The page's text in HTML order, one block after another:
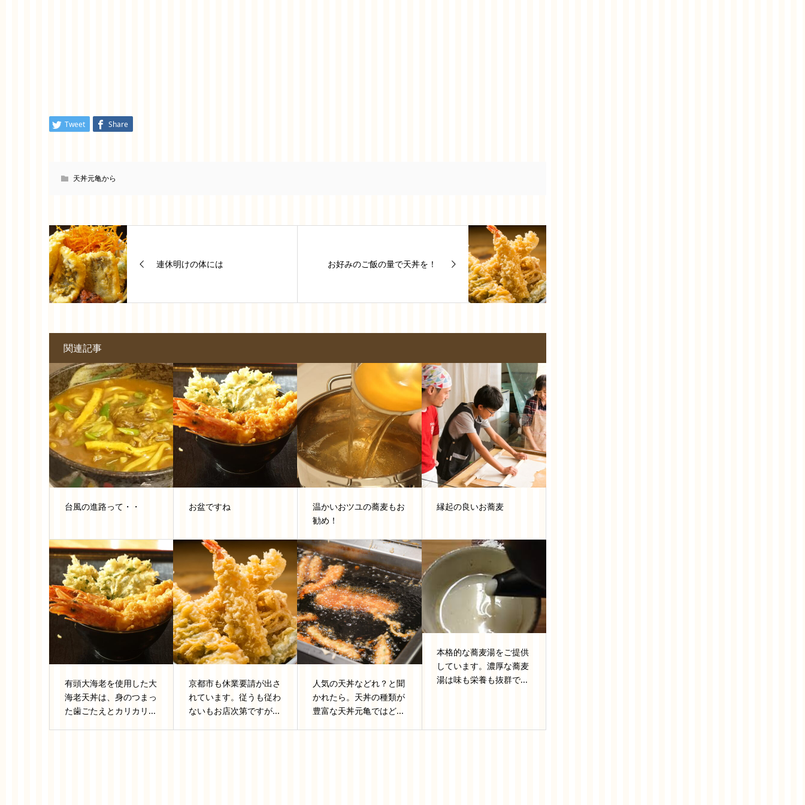
Tweet Share
天丼元亀から
連休明けの体には お好みのご飯の量で天丼を！
関連記事
台風の進路って・・ お盆ですね
温かいおツユの蕎麦もお
勧め！
縁起の良いお蕎麦
有頭大海老を使用した大
海老天丼は、身のつまっ
た歯ごたえとカリカリ...
京都市も休業要請が出さ
れています。従うも従わ
ないもお店次第ですが...
人気の天丼などれ？と聞
かれたら。天丼の種類が
豊富な天丼元亀ではど...
本格的な蕎麦湯をご提供
しています。濃厚な蕎麦
湯は味も栄養も抜群で...